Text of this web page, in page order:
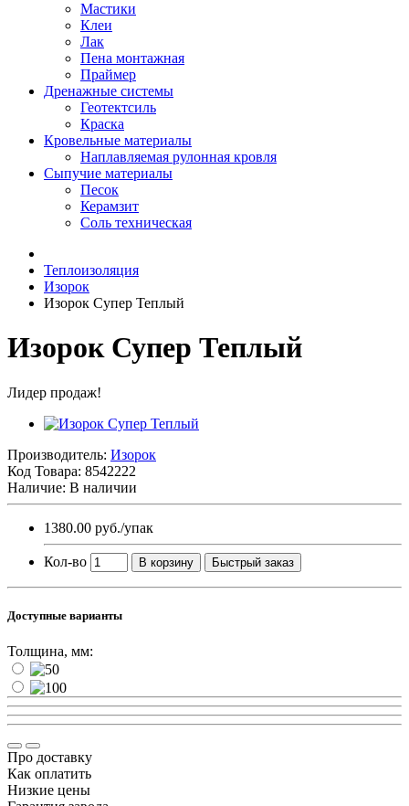
Мастики
Клеи
Лак
Пена монтажная
Праймер
Дренажные системы
Геотектсиль
Краска
Кровельные материалы
Наплавляемая рулонная кровля
Сыпучие материалы
Песок
Керамзит
Соль техническая
Теплоизоляция
Изорок
Изорок Супер Теплый
Изорок Супер Теплый
Лидер продаж!
Производитель: Изорок
Код Товара: 8542222
Наличие: В наличии
1380.00 руб./упак
Кол-во В корзину Быстрый заказ
Доступные варианты
Толщина, мм:
Про доставку
Как оплатить
Низкие цены